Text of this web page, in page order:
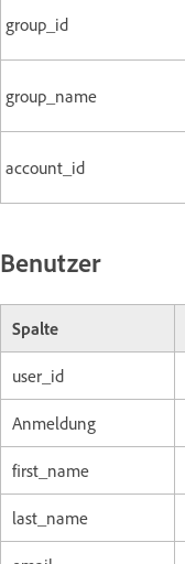
group_id
group_name
account_id
Benutzer
Spalte
user_id
Anmeldung
first_name
last_name